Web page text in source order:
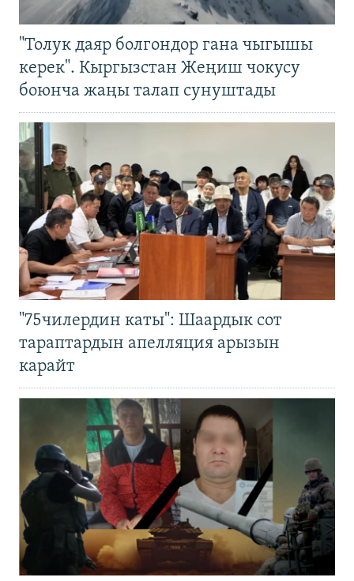
"Толук даяр болгондор гана чыгышы
керек". Кыргызстан Жеңиш чокусу
боюнча жаңы талап сунуштады
"75чилердин каты": Шаардык сот
тараптардын апелляция арызын
карайт